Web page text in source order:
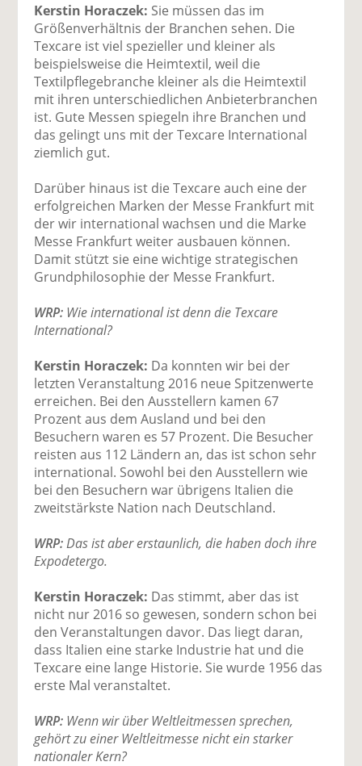
Kerstin Horaczek: Sie müssen das im
Größenverhältnis der Branchen sehen. Die
Texcare ist viel spezieller und kleiner als
beispielsweise die Heimtextil, weil die
Textilpflegebranche kleiner als die Heimtextil
mit ihren unterschiedlichen Anbieterbranchen
ist. Gute Messen spiegeln ihre Branchen und
das gelingt uns mit der Texcare International
ziemlich gut.
Darüber hinaus ist die Texcare auch eine der
erfolgreichen Marken der Messe Frankfurt mit
der wir international wachsen und die Marke
Messe Frankfurt weiter ausbauen können.
Damit stützt sie eine wichtige strategischen
Grundphilosophie der Messe Frankfurt.
WRP: Wie international ist denn die Texcare
International?
Kerstin Horaczek: Da konnten wir bei der
letzten Veranstaltung 2016 neue Spitzenwerte
erreichen. Bei den Ausstellern kamen 67
Prozent aus dem Ausland und bei den
Besuchern waren es 57 Prozent. Die Besucher
reisten aus 112 Ländern an, das ist schon sehr
international. Sowohl bei den Ausstellern wie
bei den Besuchern war übrigens Italien die
zweitstärkste Nation nach Deutschland.
WRP:Das ist aber erstaunlich, die haben doch ihre
Expodetergo.
Kerstin Horaczek: Das stimmt, aber das ist
nicht nur 2016 so gewesen, sondern schon bei
den Veranstaltungen davor. Das liegt daran,
dass Italien eine starke Industrie hat und die
Texcare eine lange Historie. Sie wurde 1956 das
erste Mal veranstaltet.
WRP: Wenn wir über Weltleitmessen sprechen,
gehört zu einer Weltleitmesse nicht ein starker
nationaler Kern?